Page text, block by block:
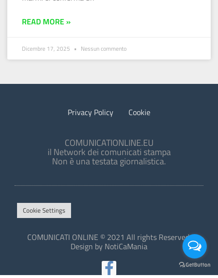
READ MORE »
Dicembre 17, 2025 Nessun commento
Privacy Policy Cookie
COMUNICATIONLINE.EU
il Network dei comunicati stampa
Non è una testata giornalistica.
Cookie Settings
COMUNICATI ONLINE © 2021 All rights Reserved.
Design by NotiCaMania